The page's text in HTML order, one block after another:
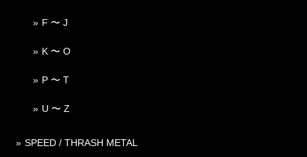
F 〜 J
K 〜 O
P 〜 T
U 〜 Z
SPEED / THRASH METAL